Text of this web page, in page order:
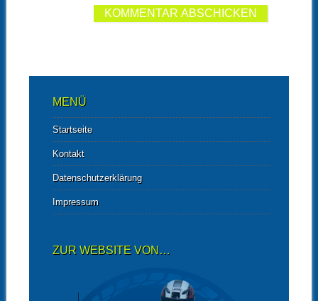
MENÜ
Startseite
Kontakt
Datenschutzerklärung
Impressum
ZUR WEBSITE VON…